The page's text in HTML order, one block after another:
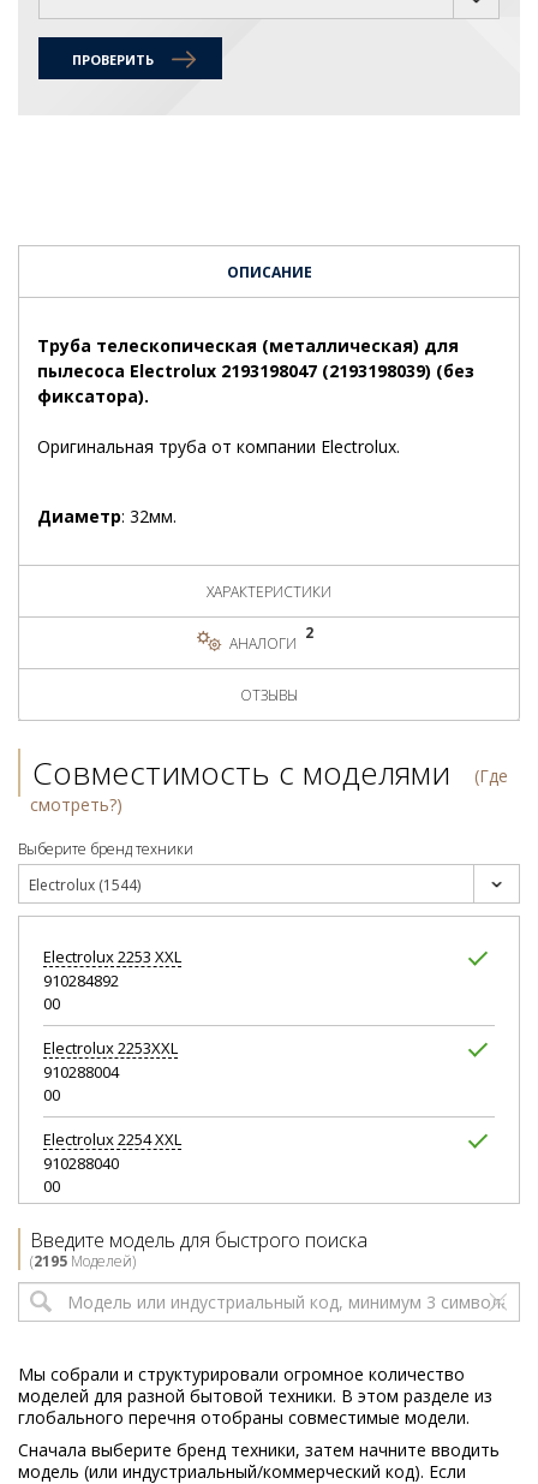
ПРОВЕРИТЬ
ОПИСАНИЕ
Труба телескопическая (металлическая) для
пылесоса Electrolux 2193198047 (2193198039) (без
фиксатора).
Оригинальная труба от компании Electrolux.
Диаметр: 32мм.
ХАРАКТЕРИСТИКИ
АНАЛОГИ
2
ОТЗЫВЫ
Совместимость с моделями
(Где
смотреть?)
Выберите бренд техники
Electrolux (1544)
Electrolux2253 XXL
910284892
00
Electrolux2253XXL
910288004
00
Electrolux2254 XXL
910288040
00
910284894
00
Electrolux2270XXLT
00
Electrolux2271XXL
00
Введите модель для быстрого поиска
(2195 Моделей)
Мы собрали и структурировали огромное количество
моделей для разной бытовой техники. В этом разделе из
глобального перечня отобраны совместимые модели.
Сначала выберите бренд техники, затем начните вводить
модель (или индустриальный/коммерческий код). Если